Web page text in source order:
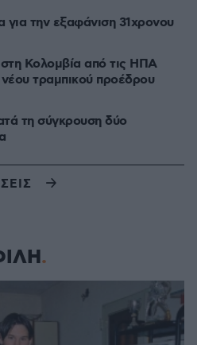
την εξαφάνιση 31χρονου
Κολομβία από τις ΗΠΑ
τραμπικού προέδρου
τη σύγκρουση δύο